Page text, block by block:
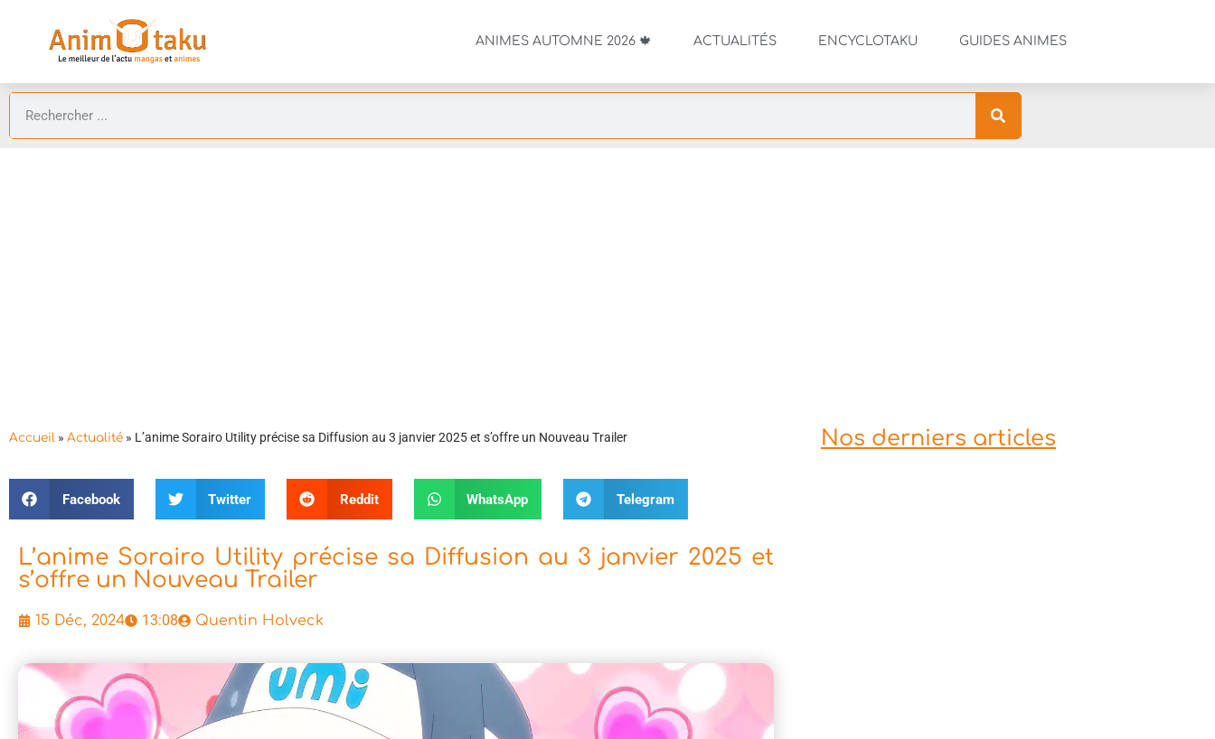
ANIMES AUTOMNE 2026 🍁 ACTUALITÉS ENCYCLOTAKU GUIDES ANIMES
Accueil » Actualité » L’anime Sorairo Utility précise sa Diffusion au 3 janvier 2025 et s’offre un Nouveau Trailer
Facebook Twitter Reddit WhatsApp Telegram
L’anime Sorairo Utility précise sa Diffusion au 3 janvier 2025 et
s’offre un Nouveau Trailer
15 Déc, 2024 13:08 Quentin Holveck
Nos derniers articles